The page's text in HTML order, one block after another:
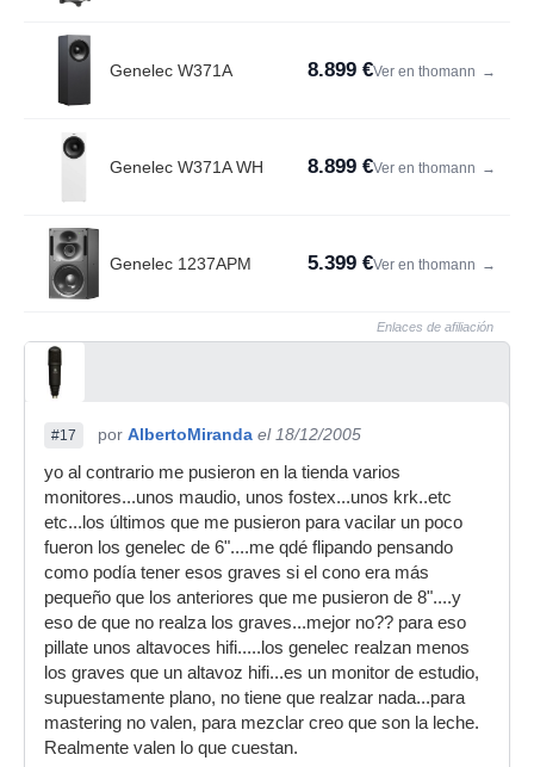
Genelec W371A 8.899 €Ver en thomann →
Genelec W371A WH 8.899 €Ver en thomann →
Genelec 1237APM 5.399 €Ver en thomann →
Enlaces de afiliación
#17 por AlbertoMiranda el 18/12/2005
yo al contrario me pusieron en la tienda varios
monitores...unos maudio, unos fostex...unos krk..etc
etc...los últimos que me pusieron para vacilar un poco
fueron los genelec de 6"....me qdé flipando pensando
como podía tener esos graves si el cono era más
pequeño que los anteriores que me pusieron de 8"....y
eso de que no realza los graves...mejor no?? para eso
pillate unos altavoces hifi.....los genelec realzan menos
los graves que un altavoz hifi...es un monitor de estudio,
supuestamente plano, no tiene que realzar nada...para
mastering no valen, para mezclar creo que son la leche.
Realmente valen lo que cuestan.